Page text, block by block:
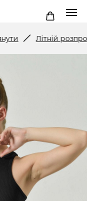
Літній розпродаж: